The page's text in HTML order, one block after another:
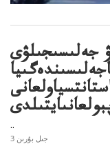
جەلىسىجىلۋى
..
3 جىل بۇرىن